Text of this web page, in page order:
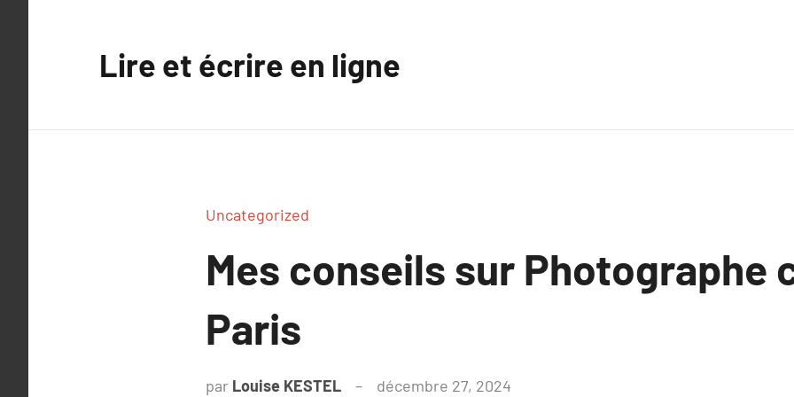
Lire et écrire en ligne
Uncategorized
Mes conseils sur Photographe
Paris
par Louise KESTEL décembre 27, 2024